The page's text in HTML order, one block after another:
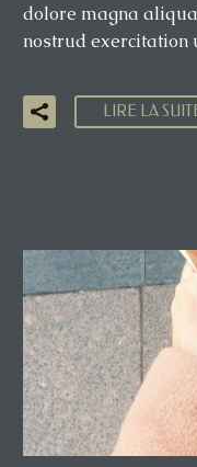
dolore magna
nostrud exercitation
LIRE LA